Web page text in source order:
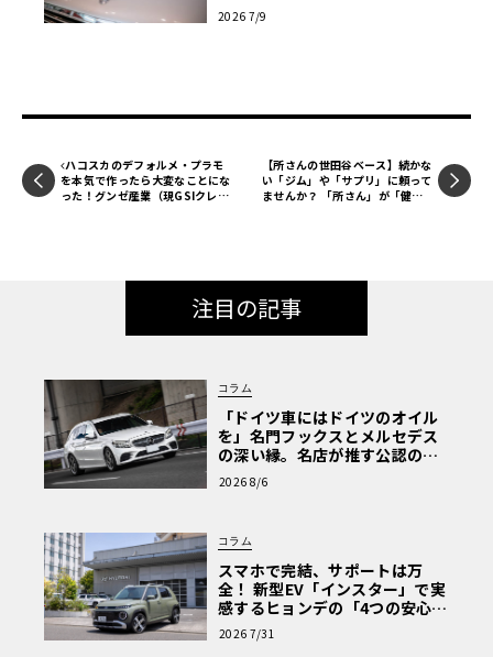
2026 7/9
ハコスカのデフォルメ・プラモ
を本気で作ったら大変なことにな
った！グンゼ産業（現GSIクレオ
【所さんの世田谷ベース】続かな
い「ジム」や「サプリ」に頼って
ませんか？ 「所さん」が「健
注目の記事
コラム
「ドイツ車にはドイツのオイル
を」名門フックスとメルセデス
の深い縁。名店が推す公認の安
心と、Cクラスで味わうシルキー
な走り〈PR〉
2026 8/6
コラム
スマホで完結、サポートは万
全！ 新型EV「インスター」で実
感するヒョンデの「4つの安心」
【第1回・ヒョンデ6つの疑問：
Why? Hyundai?】〈PR〉
2026 7/31